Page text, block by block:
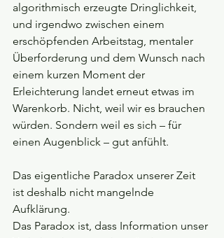
algorithmisch erzeugte Dringlichkeit,
und irgendwo zwischen einem
erschöpfenden Arbeitstag, mentaler
Überforderung und dem Wunsch nach
einem kurzen Moment der
Erleichterung landet erneut etwas im
Warenkorb. Nicht, weil wir es brauchen
würden. Sondern weil es sich – für
einen Augenblick – gut anfühlt.
Das eigentliche Paradox unserer Zeit
ist deshalb nicht mangelnde
Aufklärung.
Das Paradox ist, dass Information unser